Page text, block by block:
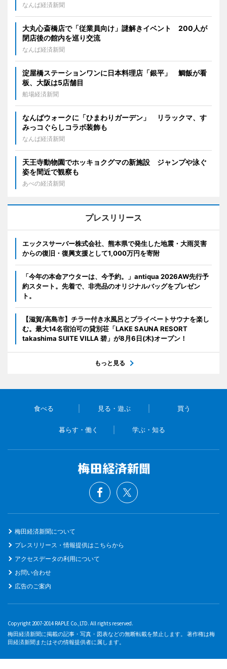
なんば経済新聞
大丸心斎橋店で「従業員向け」謎解きイベント 200人が
閉店後の館内を巡り交流
なんば経済新聞
淀屋橋ステーションワンに日本料理店「銀平」 鯛飯が看
板、大阪は5店舗目
船場経済新聞
なんばウォークに「ひまわりガーデン」 リラックマ、す
みっコぐらしコラボ装飾も
なんば経済新聞
天王寺動物園でホッキョクグマの新施設 ジャンプや泳ぐ
姿を間近で観察も
あべの経済新聞
プレスリリース
エックスサーバー株式会社、熊本県で発生した地震・大雨災害
からの復旧・復興支援として1,000万円を寄附
「今年の本命アウターは、今予約。」antiqua 2026AW先行予
約スタート。先着で、非売品のオリジナルバッグをプレゼン
ト。
【滋賀/高島市】チラー付き水風呂とプライベートサウナを楽し
む。最大14名宿泊可の貸別荘「LAKE SAUNA RESORT
takashima SUITE VILLA 碧」が8月6日(木)オープン！
もっと見る
食べる 見る・遊ぶ 買う
暮らす・働く 学ぶ・知る
梅田経済新聞について
プレスリリース・情報提供はこちらから
アクセスデータの利用について
お問い合わせ
広告のご案内
Copyright 2007-2014 RAPLE Co.,LTD. All rights reserved.
梅田経済新聞に掲載の記事・写真・図表などの無断転載を禁止します。 著作権は梅
田経済新聞またはその情報提供者に属します。